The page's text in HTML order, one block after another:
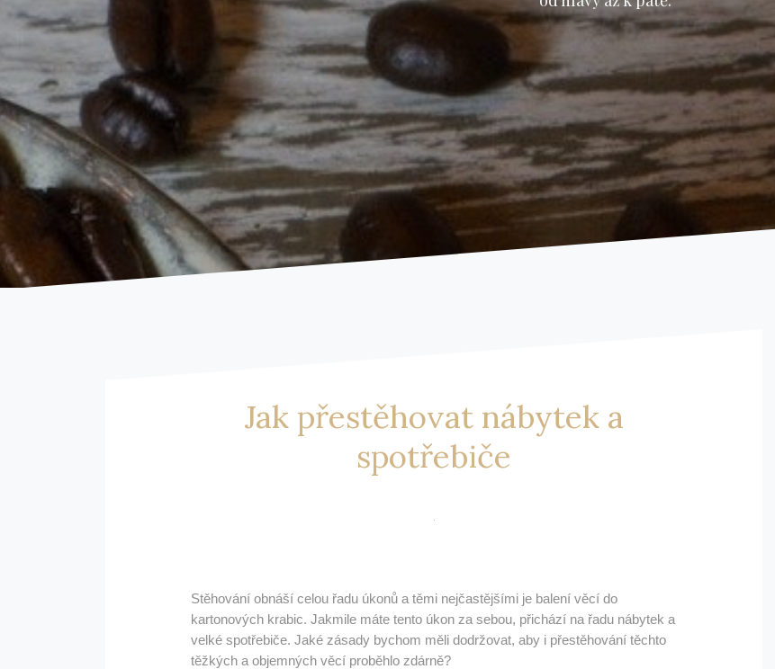
Jak přestěhovat nábytek a
spotřebiče
Stěhování obnáší celou řadu úkonů a těmi nejčastějšími je balení věcí do
kartonových krabic. Jakmile máte tento úkon za sebou, přichází na řadu nábytek a
velké spotřebiče. Jaké zásady bychom měli dodržovat, aby i přestěhování těchto
těžkých a objemných věcí proběhlo zdárně?